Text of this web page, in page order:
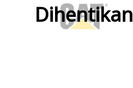
Dihentikan